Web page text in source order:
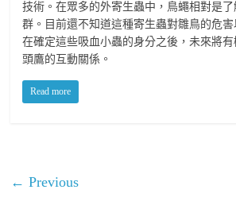
技術。在眾多的外寄生蟲中，鳥蠅相對是
群。目前還不知道這種寄生蟲對雛鳥的危
在確定這些吸血小蟲的身分之後，未來將
頭鷹的互動關係。
Read more
← Previous